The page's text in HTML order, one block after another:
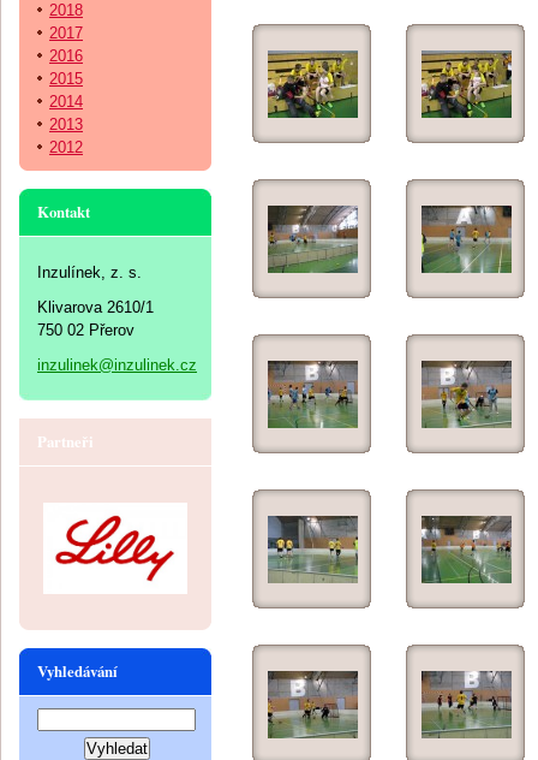
2018
2017
2016
2015
2014
2013
2012
Kontakt
Inzulínek, z. s.
Klivarova 2610/1
750 02 Přerov
inzulinek@inzulinek.cz
Partneři
Vyhledávání